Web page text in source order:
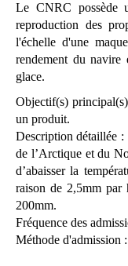
Le CNRC possède
reproduction des
l'échelle d'une
rendement du navire
glace.
Objectif(s)
un produit.
Description détaillée :
de l’Arctique et du
d’abaisser la
raison de 2,5mm par
200mm.
Fréquence des
Méthode d'admission